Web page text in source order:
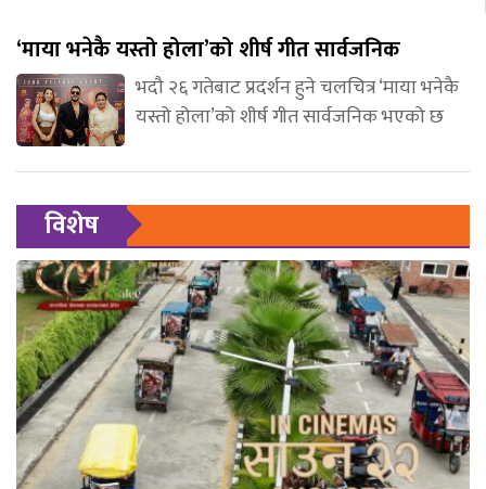
‘माया भनेकै यस्तो होला’को शीर्ष गीत सार्वजनिक
भदौ २६ गतेबाट प्रदर्शन हुने चलचित्र ‘माया भनेकै
यस्तो होला’को शीर्ष गीत सार्वजनिक भएको छ
विशेष